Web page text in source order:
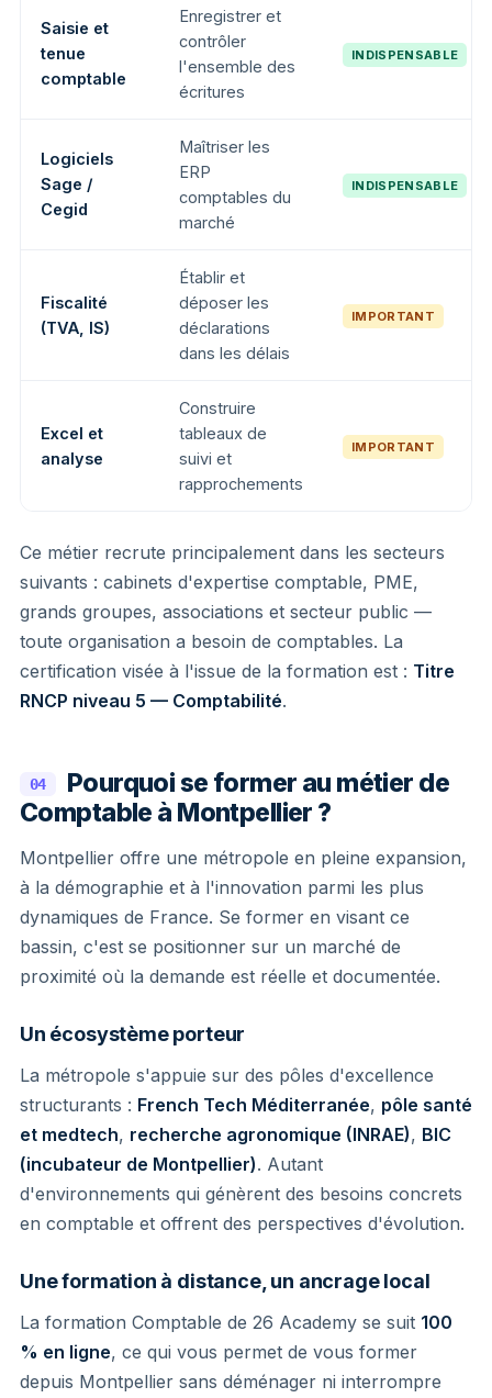
Saisie et
tenue
comptable
Enregistrer et
contrôler
l'ensemble des
écritures
INDISPENSABLE
Logiciels
Sage /
Cegid
Maîtriser les
ERP
comptables du
marché
INDISPENSABLE
Fiscalité
(TVA, IS)
Établir et
déposer les
déclarations
dans les délais
IMPORTANT
Excel et
analyse
Construire
tableaux de
suivi et
rapprochements
IMPORTANT
Ce métier recrute principalement dans les secteurs
suivants : cabinets d'expertise comptable, PME,
grands groupes, associations et secteur public —
toute organisation a besoin de comptables. La
certification visée à l'issue de la formation est : Titre
RNCP niveau 5 — Comptabilité.
04
Pourquoi se former au métier de
Comptable à Montpellier ?
Montpellier offre une métropole en pleine expansion,
à la démographie et à l'innovation parmi les plus
dynamiques de France. Se former en visant ce
bassin, c'est se positionner sur un marché de
proximité où la demande est réelle et documentée.
Un écosystème porteur
La métropole s'appuie sur des pôles d'excellence
structurants : French Tech Méditerranée, pôle santé
et medtech, recherche agronomique (INRAE), BIC
(incubateur de Montpellier). Autant
d'environnements qui génèrent des besoins concrets
en comptable et offrent des perspectives d'évolution.
Une formation à distance, un ancrage local
La formation Comptable de 26 Academy se suit 100
% en ligne, ce qui vous permet de vous former
depuis Montpellier sans déménager ni interrompre